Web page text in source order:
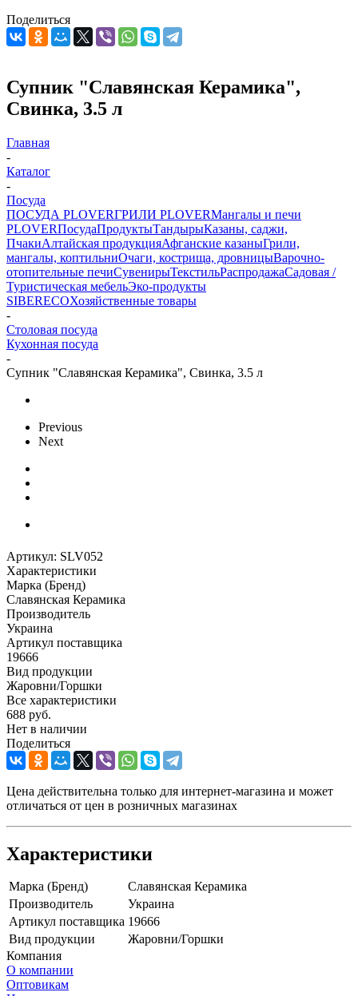
Поделиться
Супник "Славянская Керамика",
Свинка, 3.5 л
Главная
-
Каталог
-
Посуда
ПОСУДА PLOVERГРИЛИ PLOVERМангалы и печи
PLOVERПосудаПродуктыТандырыКазаны, саджи,
ПчакиАлтайская продукцияАфганские казаныГрили,
мангалы, коптильниОчаги, кострища, дровницыВарочно-
отопительные печиСувенирыТекстильРаспродажаСадовая /
Туристическая мебельЭко-продукты
SIBERECOХозяйственные товары
-
Столовая посуда
Кухонная посуда
-
Супник "Славянская Керамика", Свинка, 3.5 л
Previous
Next
Артикул: SLV052
Характеристики
Марка (Бренд)
Славянская Керамика
Производитель
Украина
Артикул поставщика
19666
Вид продукции
Жаровни/Горшки
Все характеристики
688 руб.
Нет в наличии
Поделиться
Цена действительна только для интернет-магазина и может
отличаться от цен в розничных магазинах
Характеристики
Марка (Бренд)
Славянская Керамика
Производитель
Украина
Артикул поставщика 19666
Вид продукции
Жаровни/Горшки
Компания
О компании
Оптовикам